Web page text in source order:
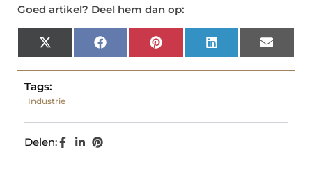
Goed artikel? Deel hem dan op:
X
(Twitter)
Facebook Pinterest LinkedIn Email
Tags:
Industrie
Delen: